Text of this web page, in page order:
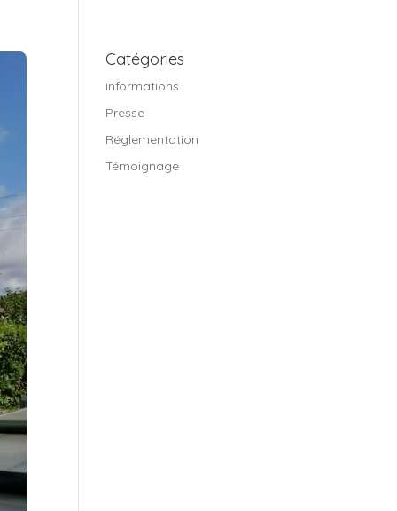
Catégories
informations
Presse
Réglementation
Témoignage